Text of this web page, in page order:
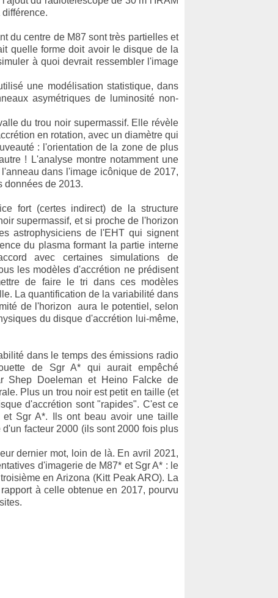
du centre de M87 sont très partielles et
quelle forme doit avoir le disque de la
à quoi devrait ressembler l'image
une modélisation statistique, dans
asymétriques de luminosité non-
du trou noir supermassif. Elle révèle
en rotation, avec un diamètre qui
: l'orientation de la zone de plus
! L'analyse montre notamment une
dans l'image icônique de 2017,
données de 2013.
fort (certes indirect) de la structure
supermassif, et si proche de l'horizon
astrophysiciens de l'EHT qui signent
du plasma formant la partie interne
avec certaines simulations de
les modèles d'accrétion ne prédisent
de faire le tri dans ces modèles
La quantification de la variabilité dans
de l'horizon aura le potentiel, selon
du disque d'accrétion lui-même,
dans le temps des émissions radio
de Sgr A* qui aurait empêché
Shep Doeleman et Heino Falcke de
Plus un trou noir est petit en taille (et
d'accrétion sont "rapides". C'est ce
et Sgr A*. Ils ont beau avoir une taille
facteur 2000 (ils sont 2000 fois plus
dernier mot, loin de là. En avril 2021,
d'imagerie de M87* et Sgr A* : le
en Arizona (Kitt Peak ARO). La
à celle obtenue en 2017, pourvu